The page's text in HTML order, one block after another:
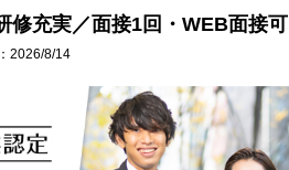
充実／面接1回・WEB面接可
2026/8/14